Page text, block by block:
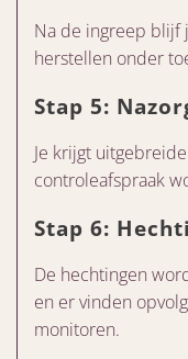
Na de ingreep blijf
herstellen onder
Stap 5:
Je krijgt
controleafspraak
Stap 6:
De hechtingen
en er vinden
monitoren.